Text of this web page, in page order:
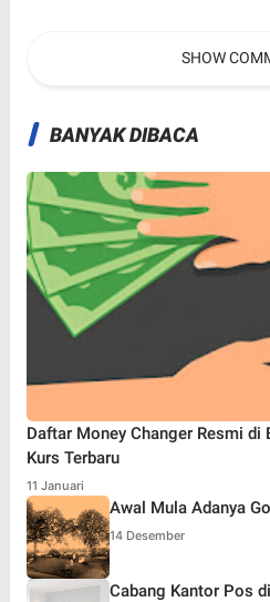
SHOW
BANYAK DIBACA
Daftar Money Changer Resmi
Kurs Terbaru
11 Januari
Awal Mula Adanya
14 Desember
Cabang Kantor Pos